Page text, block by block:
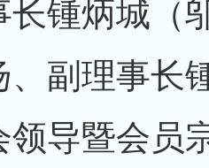
长锺炳城（
、副理事长
领导暨会员